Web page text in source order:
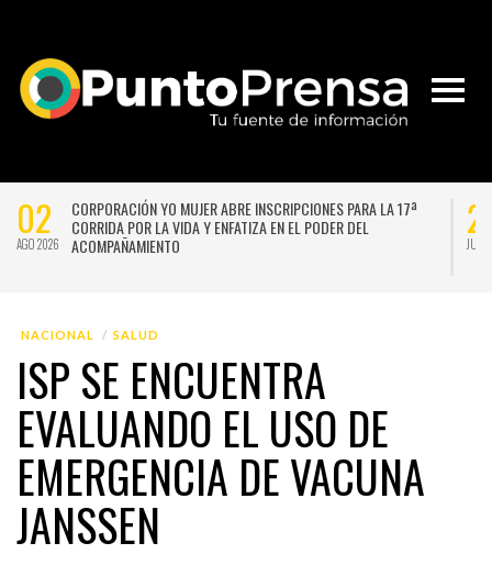
02
AGO 2026
CORPORACIÓN YO MUJER ABRE INSCRIPCIONES PARA LA 17ª
CORRIDA POR LA VIDA Y ENFATIZA EN EL PODER DEL
ACOMPAÑAMIENTO
JUL
NACIONAL SALUD
ISP SE ENCUENTRA
EVALUANDO EL USO DE
EMERGENCIA DE VACUNA
JANSSEN